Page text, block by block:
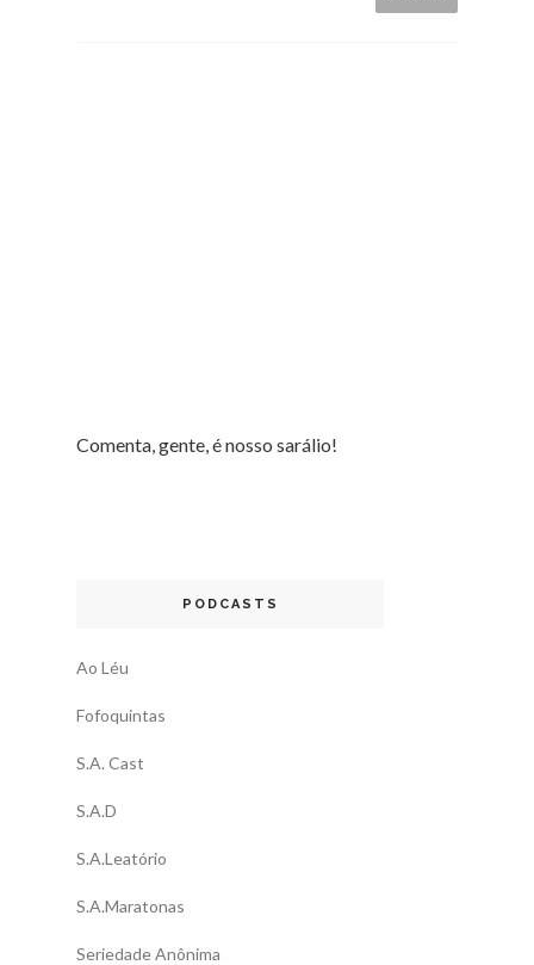
Comenta, gente, é nosso sarálio!
PODCASTS
Ao Léu
Fofoquintas
S.A. Cast
S.A.D
S.A.Leatório
S.A.Maratonas
Seriedade Anônima